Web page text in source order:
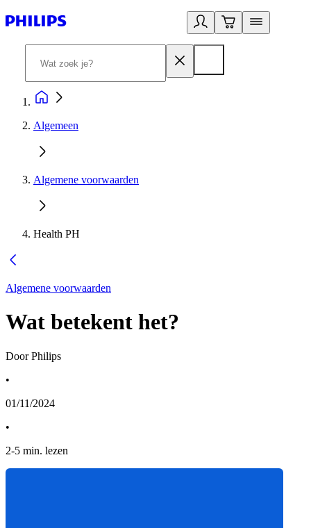
Algemeen
Algemene voorwaarden
Health PH
Algemene voorwaarden
Wat betekent het?
Door Philips
•
01/11/2024
•
2-5 min. lezen